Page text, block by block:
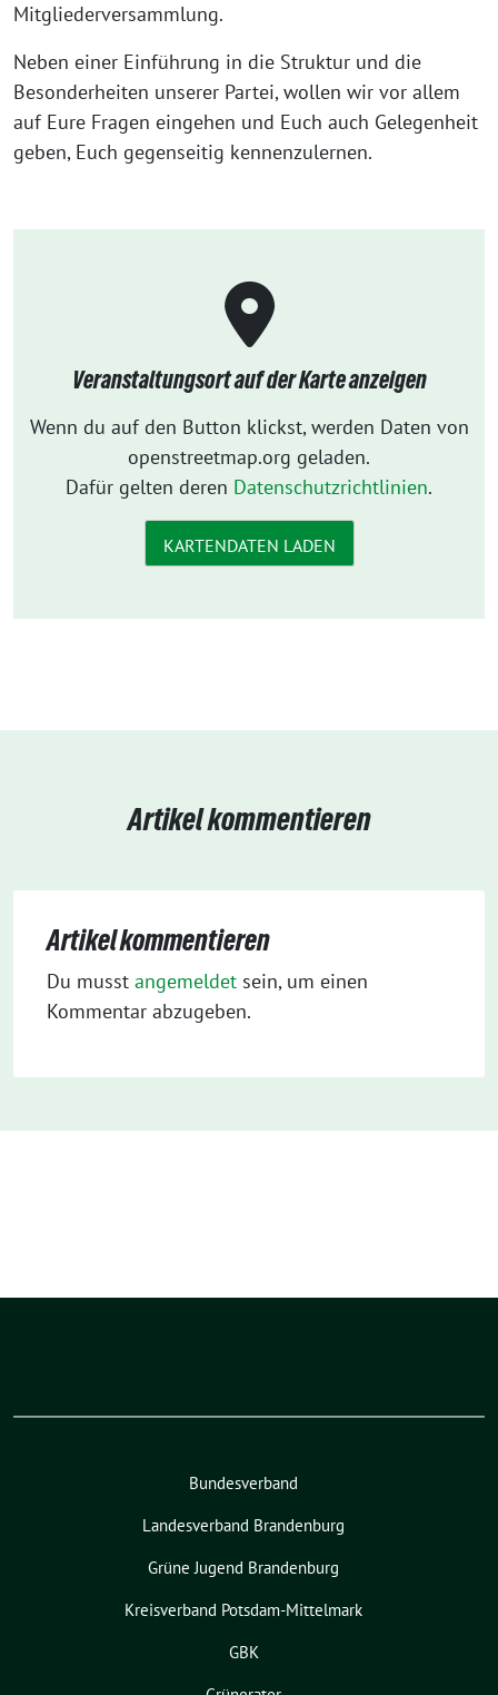
Mitgliederversammlung.
Neben einer Einführung in die Struktur und die
Besonderheiten unserer Partei, wollen wir vor allem
auf Eure Fragen eingehen und Euch auch Gelegenheit
geben, Euch gegenseitig kennenzulernen.
Veranstaltungsort auf der Karte anzeigen
Wenn du auf den Button klickst, werden Daten von
openstreetmap.org geladen.
Dafür gelten deren Datenschutzrichtlinien.
KARTENDATEN LADEN
Artikel kommentieren
Artikel kommentieren
Du musst angemeldet sein, um einen
Kommentar abzugeben.
Bundesverband
Landesverband Brandenburg
Grüne Jugend Brandenburg
Kreisverband Potsdam-Mittelmark
GBK